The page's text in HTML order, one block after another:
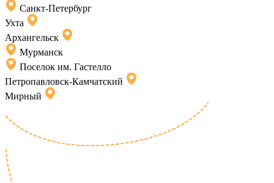
Санкт-Петербург
Ухта
Архангельск
Мурманск
Поселок им. Гастелло
Петропавловск-Камчатский
Мирный